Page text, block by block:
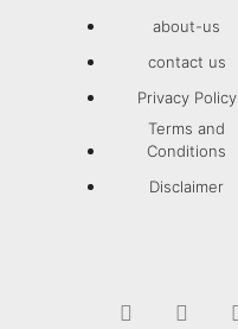
about-us
contact us
Privacy Policy
Terms and
Conditions
Disclaimer